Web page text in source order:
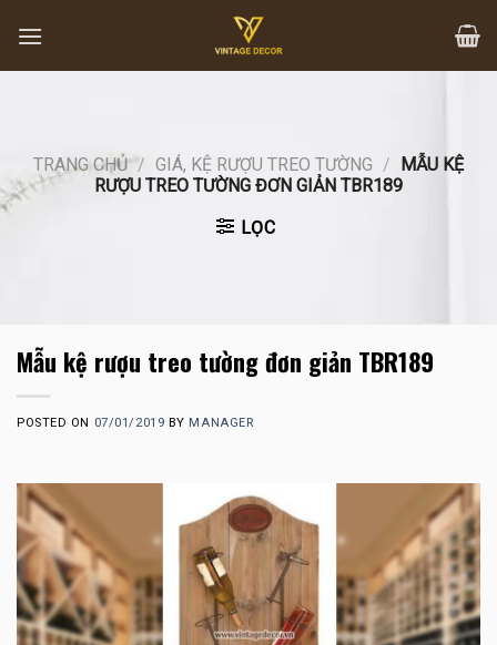
content
TRANG CHỦ / GIÁ, KỆ RƯỢU TREO TƯỜNG /
MẪU KỆ
RƯỢU TREO TƯỜNG ĐƠN GIẢN TBR189
LỌC
Mẫu kệ rượu treo tường đơn giản TBR189
POSTED ON 07/01/2019 BY MANAGER